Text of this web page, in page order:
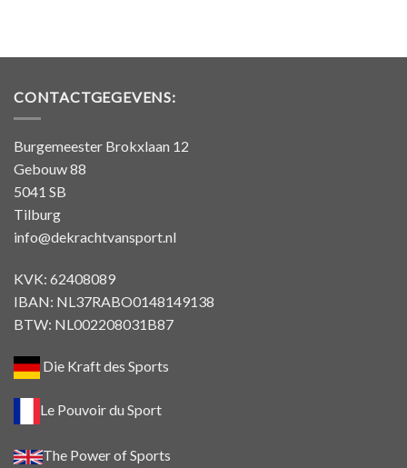
CONTACTGEGEVENS:
Burgemeester Brokxlaan 12
Gebouw 88
5041 SB
Tilburg
info@dekrachtvansport.nl
KVK: 62408089
IBAN: NL37RABO0148149138
BTW: NL002208031B87
Die Kraft des Sports
Le Pouvoir du Sport
The Power of Sports